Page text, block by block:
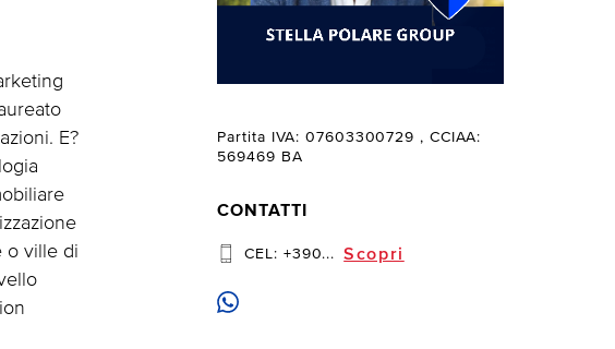
Partita IVA: 07603300729 , CCIAA:
569469 BA
CONTATTI
CEL: +390... Scopri
E?
o ville di